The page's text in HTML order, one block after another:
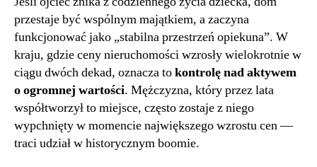
przestaje być wspólnym majątkiem, a zaczyna
funkcjonować jako „stabilna przestrzeń opiekuna”. W
kraju, gdzie ceny nieruchomości wzrosły wielokrotnie w
ciągu dwóch dekad, oznacza tokontrolę nad aktywem
o ogromnej wartości. Mężczyzna, który przez lata
współtworzył to miejsce, często zostaje z niego
wypchnięty w momencie największego wzrostu cen —
traci udział w historycznym boomie.